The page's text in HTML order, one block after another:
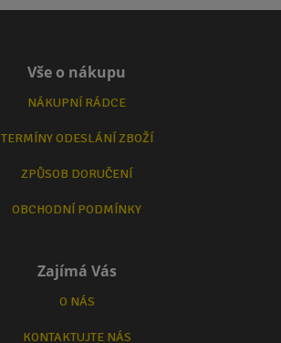
Vše o nákupu
NÁKUPNÍ RÁDCE
TERMÍNY ODESLÁNÍ ZBOŽÍ
ZPŮSOB DORUČENÍ
OBCHODNÍ PODMÍNKY
Zajímá Vás
O NÁS
KONTAKTUJTE NÁS